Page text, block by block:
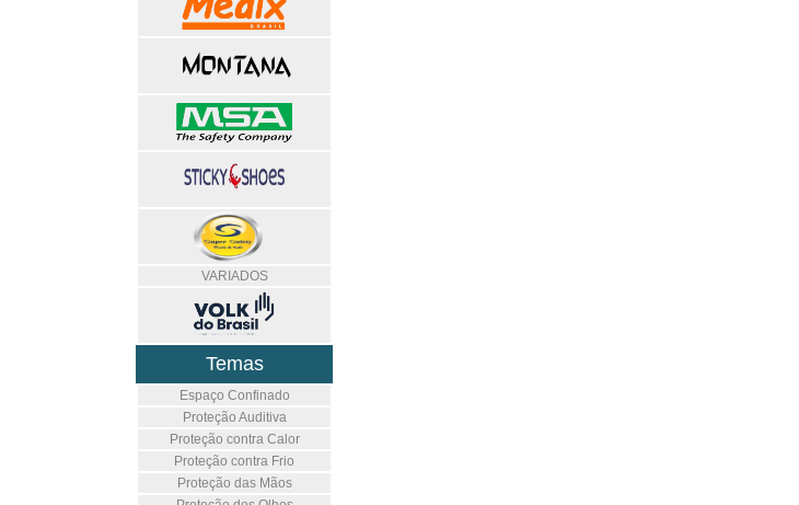
VARIADOS
Temas
Espaço Confinado
Proteção Auditiva
Proteção contra Calor
Proteção contra Frio
Proteção das Mãos